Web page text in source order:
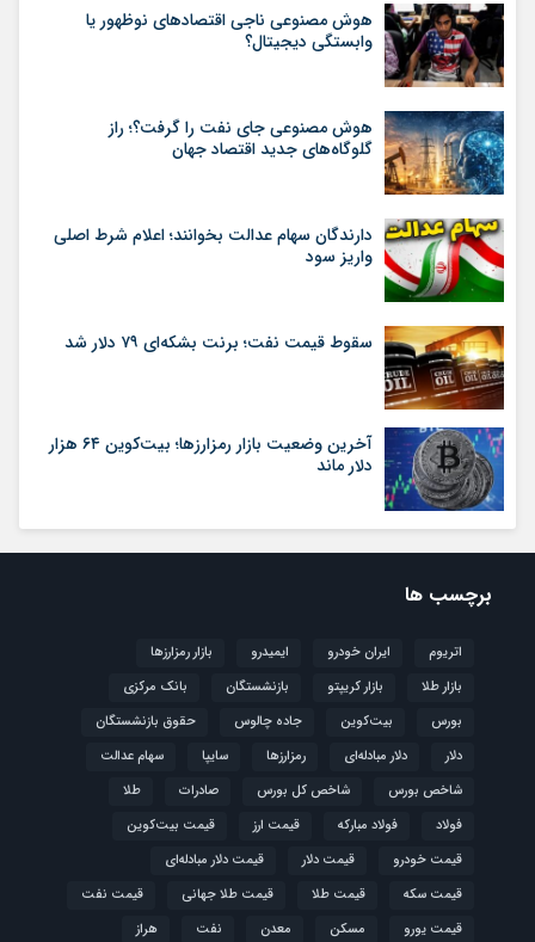
هوش مصنوعی ناجی اقتصادهای نوظهور یا
وابستگی دیجیتال؟
هوش مصنوعی جای نفت را گرفت؟؛ راز
گلوگاه‌های جدید اقتصاد جهان
دارندگان سهام عدالت بخوانند؛ اعلام شرط اصلی
واریز سود
سقوط قیمت نفت؛ برنت بشکه‌ای ۷۹ دلار شد
آخرین وضعیت بازار رمزارزها؛ بیت‌کوین ۶۴ هزار
دلار ماند
برچسب ها
اتریوم ایران خودرو ایمیدرو
بازار رمزارزها
بازار طلا
بازار کریپتو بازنشستگان
بانک مرکزی
بورس
بیت‌کوین جاده چالوس
حقوق بازنشستگان
دلار
دلار مبادله‌ای رمزارزها سایپا
سهام عدالت
شاخص بورس
شاخص کل بورس صادرات
طلا
فولاد
فولاد مبارکه قیمت ارز
قیمت بیت‌کوین
قیمت خودرو
قیمت دلار
قیمت دلار مبادله‌ای
قیمت سکه
قیمت طلا قیمت طلا جهانی
قیمت نفت
قیمت یورو
مسکن معدن نفت هراز